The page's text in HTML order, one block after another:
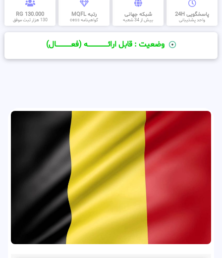
پاسخگویی 24H
واحد پشتیبانی
شبکه جهانی
بیش از 34 شعبه
رتبه MQFL
گواهینامه cess
130.000 RG
130 هزار ثبت موفق
وضعیت : قابل ارائــــــــــــــــــــه (فعـــــــــــــــال)